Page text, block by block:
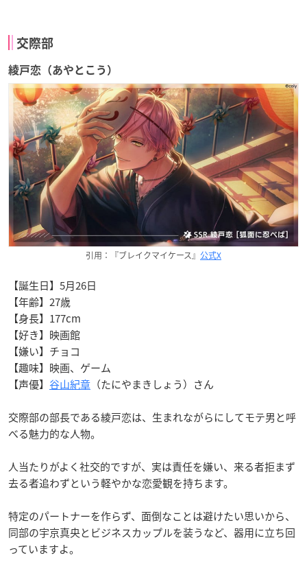
交際部
綾戸恋（あやとこう）
引用：『ブレイクマイケース』 公式X
【誕生日】5月26日
【年齢】27歳
【身長】177cm
【好き】映画館
【嫌い】チョコ
【趣味】映画、ゲーム
【声優】 谷山紀章 （たにやまきしょう）さん
交際部の部長である綾戸恋は、生まれながらにしてモテ男と呼
べる魅力的な人物。
人当たりがよく社交的ですが、実は責任を嫌い、来る者拒まず
去る者追わずという軽やかな恋愛観を持ちます。
特定のパートナーを作らず、面倒なことは避けたい思いから、
同部の宇京真央とビジネスカップルを装うなど、器用に立ち回
っていますよ。